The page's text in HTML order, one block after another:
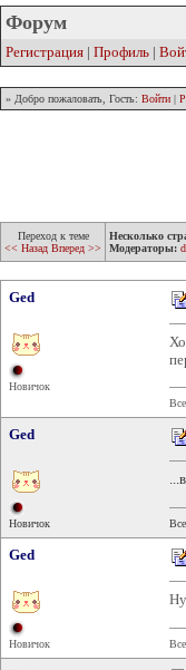
Форум
Регистрация | Профиль |
» Добро пожаловать, Гость: Войти |
Переход к теме
<< Назад Вперед >>
Несколько
Модераторы:
Ged
Новичок
Ged
Новичок
Ged
Новичок